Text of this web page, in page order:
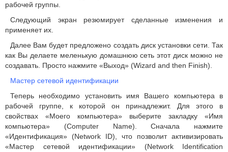
рабочей группы.
Следующий экран резюмирует сделанные изменения и
применяет их.
Далее Вам будет предложено создать диск установки сети. Так
как Вы делаете меленькую домашнюю сеть этот диск можно не
создавать. Просто нажмите «Выход» (Wizard and then Finish).
Мастер сетевой идентификации
Теперь необходимо установить имя Вашего компьютера в
рабочей группе, к которой он принадлежит. Для этого в
свойствах «Моего компьютера» выберите закладку «Имя
компьютера» (Computer Name). Сначала нажмите
«Идентификация» (Network ID), что позволит активизировать
«Мастер сетевой идентификации» (Network Identification